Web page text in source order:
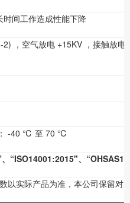
间工作造成性能下降
，空气放电 +15KV ，接触放电
-40 ℃ 至 70 ℃
“ISO14001:2015"、
以实际产品为准，本公司保留对